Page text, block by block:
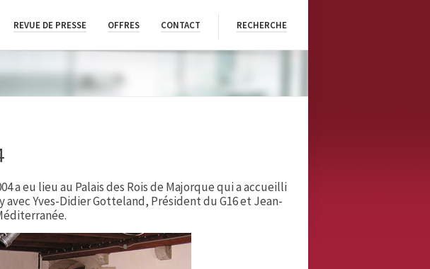
REVUE DE PRESSE OFFRES CONTACT RECHERCHE
a eu lieu au Palais des Rois de Majorque qui a accueilli
Yves-Didier Gotteland, Président du G16 et Jean-